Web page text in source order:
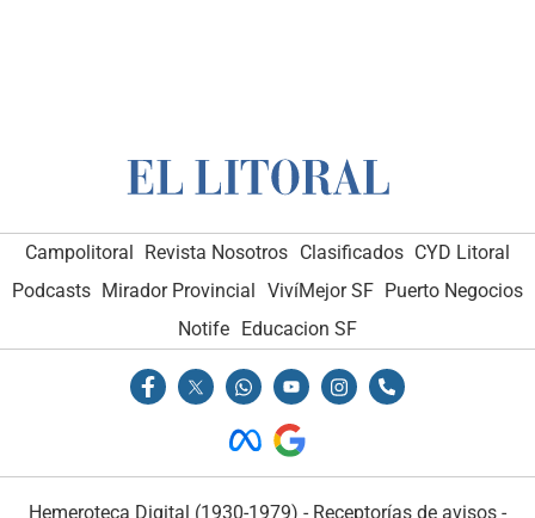
Campolitoral Revista Nosotros Clasificados CYD Litoral
Podcasts Mirador Provincial VivíMejor SF Puerto Negocios
Notife Educacion SF
Hemeroteca Digital (1930-1979) - Receptorías de avisos -